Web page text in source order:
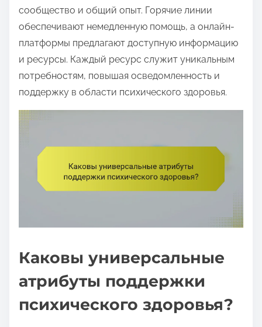
сообщество и общий опыт. Горячие линии
обеспечивают немедленную помощь, а онлайн-
платформы предлагают доступную информацию
и ресурсы. Каждый ресурс служит уникальным
потребностям, повышая осведомленность и
поддержку в области психического здоровья.
Каковы универсальные
атрибуты поддержки
психического здоровья?